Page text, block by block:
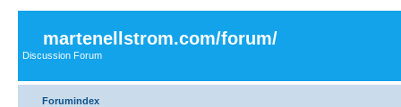
martenellstrom.com/forum/
Discussion Forum
Forumindex